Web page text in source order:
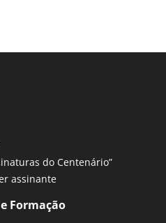
do Centenário”
assinante
Formação